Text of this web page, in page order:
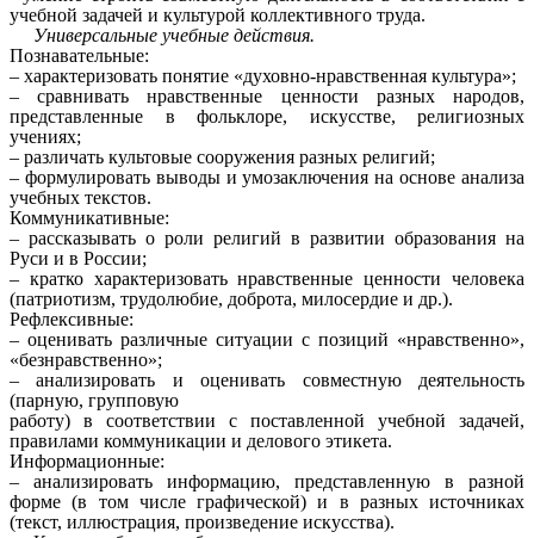
учебной задачей и культурой коллективного труда.
Универсальные учебные действия.
Познавательные:
– характеризовать понятие «духовно-нравственная культура»;
– сравнивать нравственные ценности разных народов,
представленные в фольклоре, искусстве, религиозных
учениях;
– различать культовые сооружения разных религий;
– формулировать выводы и умозаключения на основе анализа
учебных текстов.
Коммуникативные:
– рассказывать о роли религий в развитии образования на
Руси и в России;
– кратко характеризовать нравственные ценности человека
(патриотизм, трудолюбие, доброта, милосердие и др.).
Рефлексивные:
– оценивать различные ситуации с позиций «нравственно»,
«безнравственно»;
– анализировать и оценивать совместную деятельность
(парную, групповую
работу) в соответствии с поставленной учебной задачей,
правилами коммуникации и делового этикета.
Информационные:
– анализировать информацию, представленную в разной
форме (в том числе графической) и в разных источниках
(текст, иллюстрация, произведение искусства).